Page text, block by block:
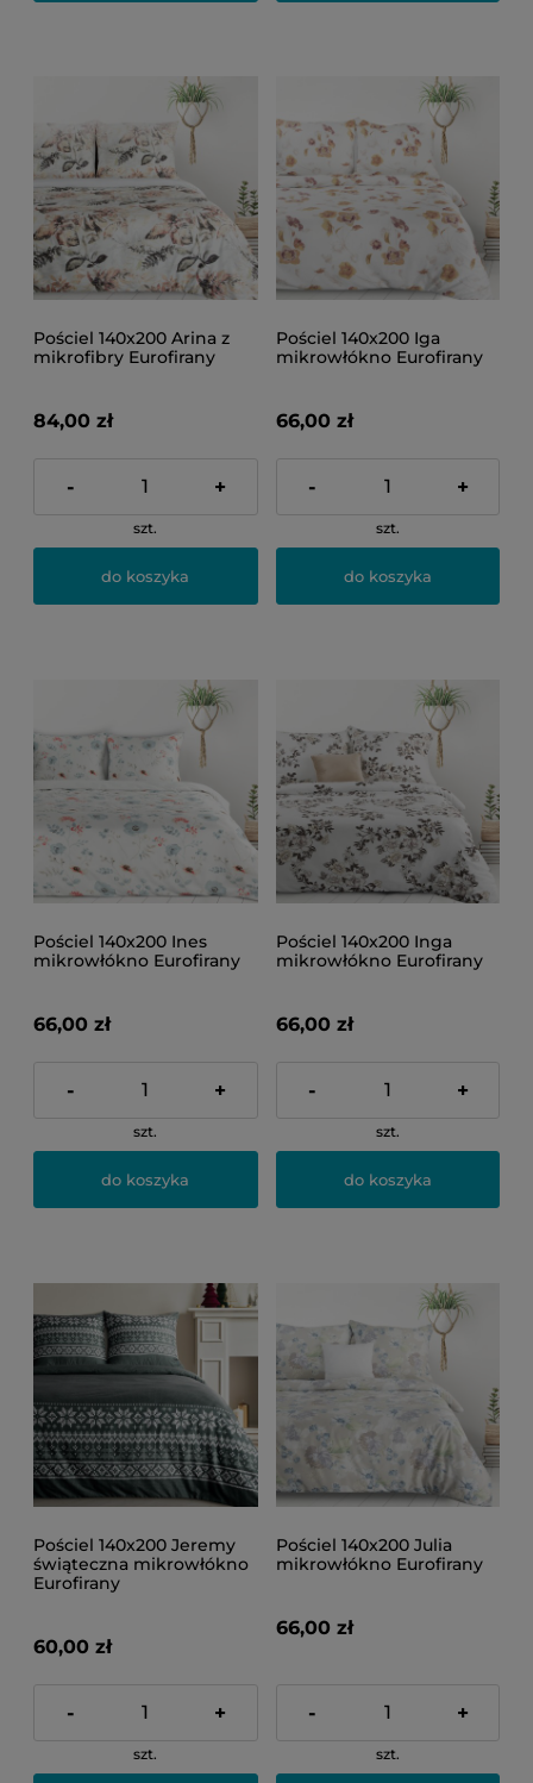
Pościel 140x200 Arina z
mikrofibry Eurofirany
84,00 zł
- +
szt.
do koszyka
Pościel 140x200 Iga
mikrowłókno Eurofirany
66,00 zł
- +
szt.
do koszyka
Pościel 140x200 Ines
mikrowłókno Eurofirany
66,00 zł
- +
szt.
do koszyka
Pościel 140x200 Inga
mikrowłókno Eurofirany
66,00 zł
- +
szt.
do koszyka
Pościel 140x200 Jeremy
świąteczna mikrowłókno
Eurofirany
60,00 zł
- +
szt.
Pościel 140x200 Julia
mikrowłókno Eurofirany
66,00 zł
- +
szt.